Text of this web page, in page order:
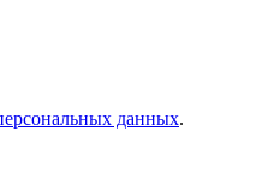
данных.